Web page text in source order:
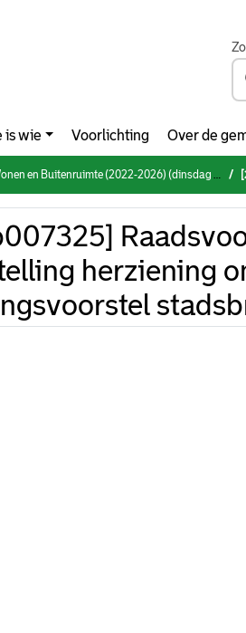
is wie Voorlichting Over de
Buitenruimte (2022-2026) (dinsdag 28 november 2023)
herziening